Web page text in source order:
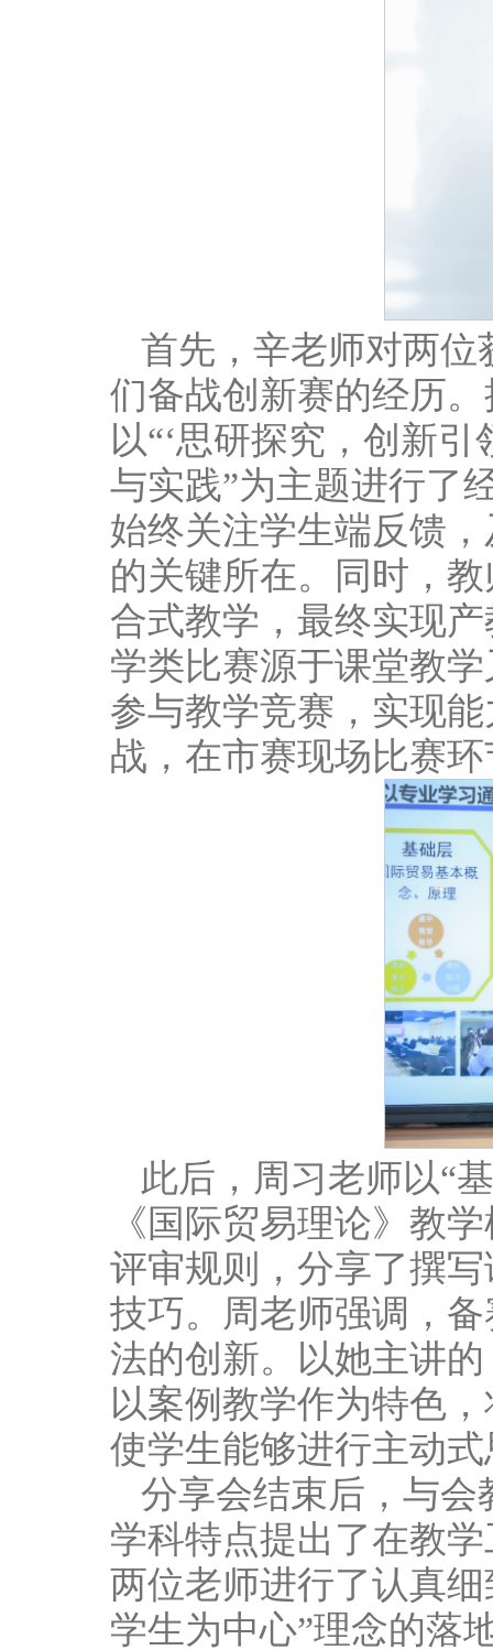
首先，辛老师对两
们备战创新赛的经历
以“‘思研探究，创新
与实践”为主题进行了
始终关注学生端反馈
的关键所在。同时，
合式教学，最终实现
学类比赛源于课堂教
参与教学竞赛，实现
战，在市赛现场比赛
此后，周习老师以“
《国际贸易理论》教
评审规则，分享了撰
技巧。周老师强调，
法的创新。以她主讲
以案例教学作为特色
使学生能够进行主动
分享会结束后，与
学科特点提出了在教
两位老师进行了认真
学生为中心”理念的落